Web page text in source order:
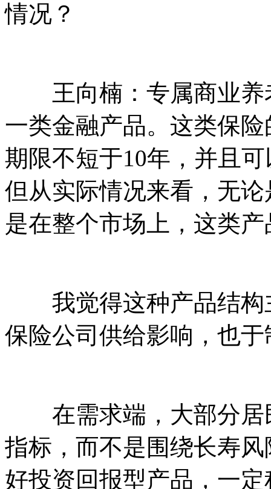
情况？
王向楠：专属商业养
一类金融产品。这类保
期限不短于10年，并且
但从实际情况来看，无
是在整个市场上，这类
我觉得这种产品结构
保险公司供给影响，也
在需求端，大部分居
指标，而不是围绕长寿
好投资回报型产品，一